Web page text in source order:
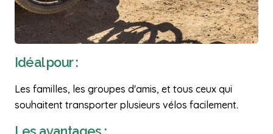
Idéal pour :
Les familles, les groupes d'amis, et tous ceux qui
souhaitent transporter plusieurs vélos facilement.